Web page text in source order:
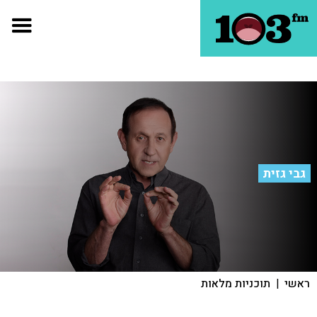
גבי גזית
ראשי | תוכניות מלאות